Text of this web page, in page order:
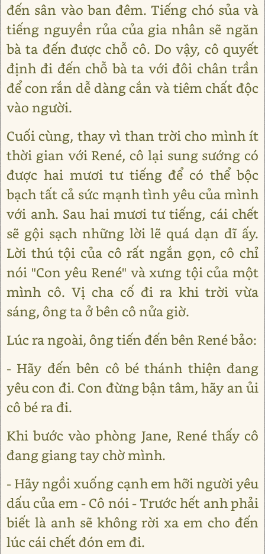
đến sân vào ban đêm. Tiếng chó sủa và
tiếng nguyền rủa của gia nhân sẽ ngăn
bà ta đến được chỗ cô. Do vậy, cô quyết
định đi đến chỗ bà ta với đôi chân trần
để con rắn dễ dàng cắn và tiêm chất độc
vào người.
Cuối cùng, thay vì than trời cho mình ít
thời gian với René, cô lại sung sướng có
được hai mươi tư tiếng để có thể bộc
bạch tất cả sức mạnh tình yêu của mình
với anh. Sau hai mươi tư tiếng, cái chết
sẽ gội sạch những lời lẽ quá dạn dĩ ấy.
Lời thú tội của cô rất ngắn gọn, cô chỉ
nói "Con yêu René" và xưng tội của một
mình cô. Vị cha cố đi ra khi trời vừa
sáng, ông ta ở bên cô nửa giờ.
Lúc ra ngoài, ông tiến đến bên René bảo:
- Hãy đến bên cô bé thánh thiện đang
yêu con đi. Con đừng bận tâm, hãy an ủi
cô bé ra đi.
Khi bước vào phòng Jane, René thấy cô
đang giang tay chờ mình.
- Hãy ngồi xuống cạnh em hỡi người yêu
dấu của em - Cô nói - Trước hết anh phải
biết là anh sẽ không rời xa em cho đến
lúc cái chết đón em đi.